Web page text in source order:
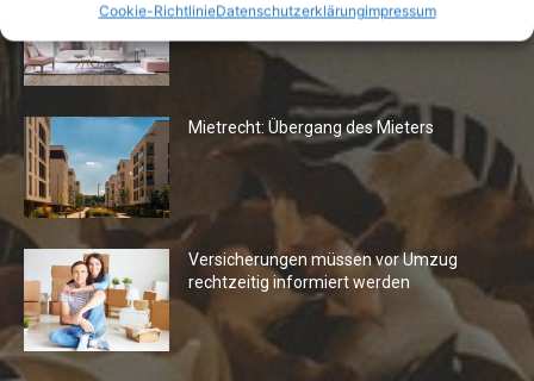
Cookie-RichtlinieDatenschutzerklärungimpressum
Wohnzimmer
Mietrecht: Übergang des Mieters
Versicherungen müssen vor Umzug
rechtzeitig informiert werden